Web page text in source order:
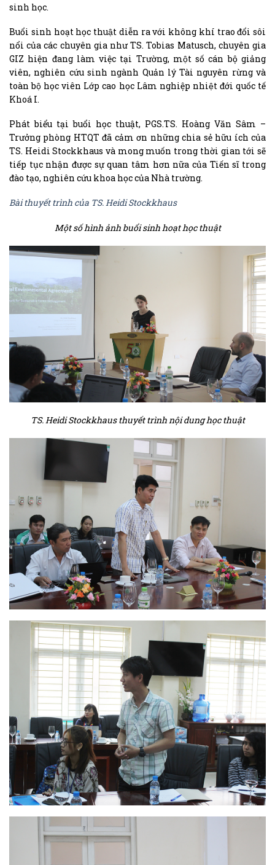
sinh học.
Buổi sinh hoạt học thuật diễn ra với không khí trao đổi sôi
nổi của các chuyên gia như TS. Tobias Matusch, chuyên gia
GIZ hiện đang làm việc tại Trường, một số cán bộ giảng
viên, nghiên cứu sinh ngành Quản lý Tài nguyên rừng và
toàn bộ học viên Lớp cao học Lâm nghiệp nhiệt đới quốc tế
Khoá I.
Phát biểu tại buổi học thuật, PGS.TS. Hoàng Văn Sâm –
Trưởng phòng HTQT đã cảm ơn những chia sẻ hữu ích của
TS. Heidi Stockkhaus và mong muốn trong thời gian tới sẽ
tiếp tục nhận được sự quan tâm hơn nữa của Tiến sĩ trong
đào tạo, nghiên cứu khoa học của Nhà trường.
Bài thuyết trình của TS. Heidi Stockkhaus
Một số hình ảnh buổi sinh hoạt học thuật
TS.Heidi Stockkhaus thuyết trình nội dung học thuật